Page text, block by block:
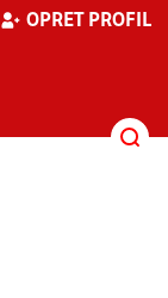
OPRET PROFIL